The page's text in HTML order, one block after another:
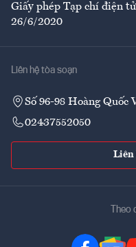
Giấy phép Tạp chí điện
26/6/2020
Liên hệ tòa soạn
Số 96-98 Hoàng Quốc
02437552050
Liên